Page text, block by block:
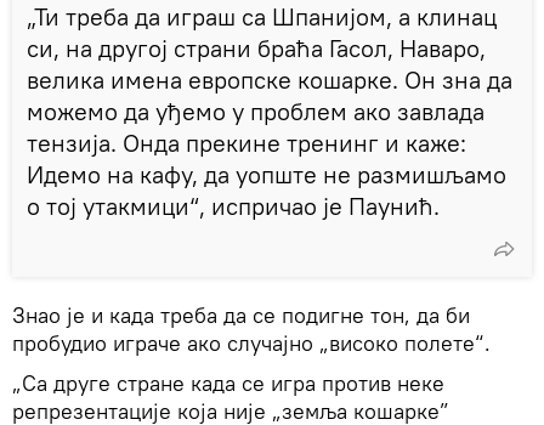
„Ти треба да играш са Шпанијом, а клинац
си, на другој страни браћа Гасол, Наваро,
велика имена европске кошарке. Он зна да
можемо да уђемо у проблем ако завлада
тензија. Онда прекине тренинг и каже:
Идемо на кафу, да уопште не размишљамо
о тој утакмици“, испричао је Паунић.
Знао је и када треба да се подигне тон, да би
пробудио играче ако случајно „високо полете“.
„Са друге стране када се игра против неке
репрезентације која није „земља кошарке”